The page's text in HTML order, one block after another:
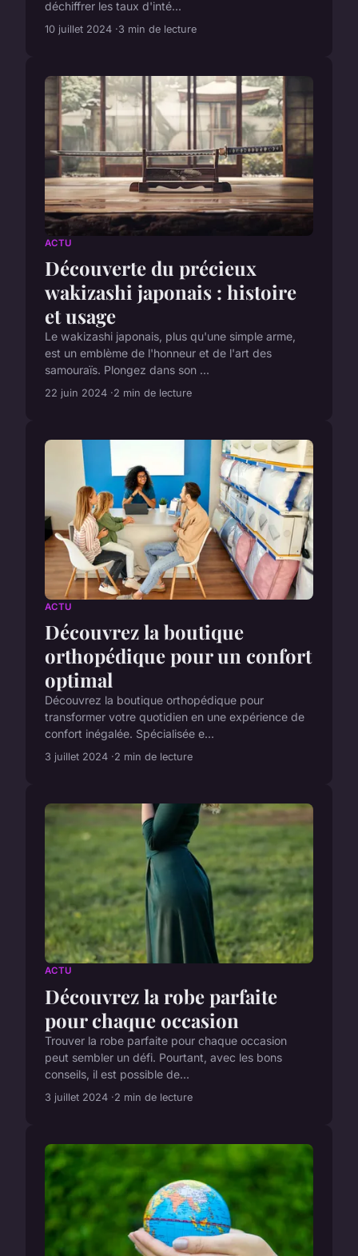
déchiffrer les taux d'inté...
10 juillet 2024 3 min de lecture
ACTU
Découverte du précieux
wakizashi japonais : histoire
et usage
Le wakizashi japonais, plus qu'une simple arme,
est un emblème de l'honneur et de l'art des
samouraïs. Plongez dans son ...
22 juin 2024 2 min de lecture
ACTU
Découvrez la boutique
orthopédique pour un confort
optimal
Découvrez la boutique orthopédique pour
transformer votre quotidien en une expérience de
confort inégalée. Spécialisée e...
3 juillet 2024 2 min de lecture
ACTU
Découvrez la robe parfaite
pour chaque occasion
Trouver la robe parfaite pour chaque occasion
peut sembler un défi. Pourtant, avec les bons
conseils, il est possible de...
3 juillet 2024 2 min de lecture